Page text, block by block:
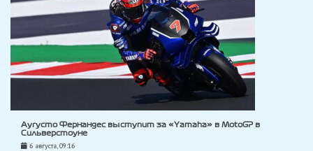
Аугусто Фернандес выступит за «Yamaha» в MotoGP в
Сильверстоуне
6 августа, 09:16